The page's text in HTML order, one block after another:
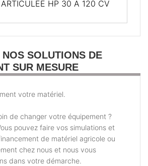
HP 30 A 120 CV
NOS SOLUTIONS DE
SUR MESURE
votre matériel.
de changer votre équipement ?
pouvez faire vos simulations et
de matériel agricole ou
chez nous et nous vous
dans votre démarche.